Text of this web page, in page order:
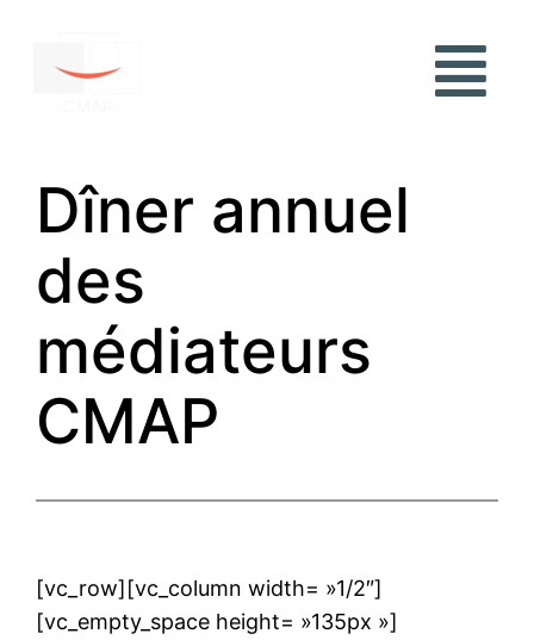
Dîner annuel
des
médiateurs
CMAP
[vc_row][vc_column width= »1/2″]
[vc_empty_space height= »135px »]